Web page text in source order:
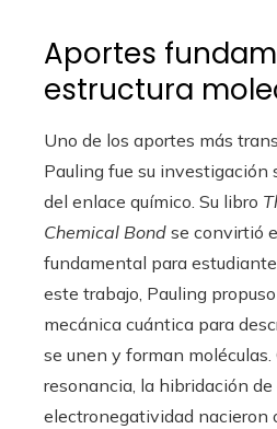
Aportes
estructura
Uno de los aportes más
Pauling fue su investigación
del enlace químico. Su libro
Chemical Bond se convirtió
fundamental para
este trabajo, Pauling
mecánica cuántica para
se unen y forman
resonancia, la hibridación
electronegatividad nacieron